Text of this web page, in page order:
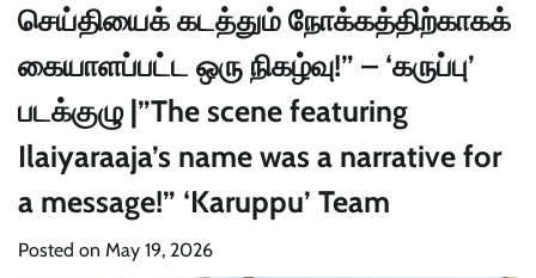
செய்தியைக் கடத்தும் நோக்கத்திற்காகக்
கையாளப்பட்ட ஒரு நிகழ்வு!” – ‘கருப்பு’
படக்குழு |”The scene featuring
Ilaiyaraaja’s name was a narrative for
a message!” ‘Karuppu’ Team
Posted on May 19, 2026